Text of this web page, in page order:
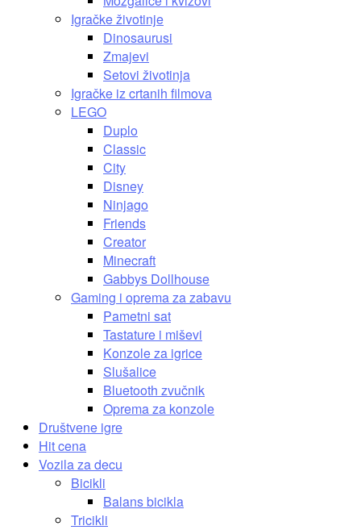
Igračke životinje
Dinosaurusi
Zmajevi
Setovi životinja
Igračke iz crtanih filmova
LEGO
Duplo
Classic
City
Disney
Ninjago
Friends
Creator
Minecraft
Gabbys Dollhouse
Gaming i oprema za zabavu
Pametni sat
Tastature i miševi
Konzole za igrice
Slušalice
Bluetooth zvučnik
Oprema za konzole
Društvene igre
Hit cena
Vozila za decu
Bicikli
Balans bicikla
Tricikli